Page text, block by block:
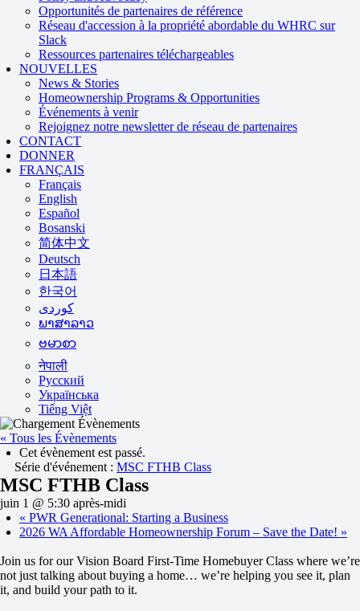
Opportunités de partenaires de référence
Réseau d'accession à la propriété abordable du WHRC sur
Slack
Ressources partenaires téléchargeables
NOUVELLES
News & Stories
Homeownership Programs & Opportunities
Événements à venir
Rejoignez notre newsletter de réseau de partenaires
CONTACT
DONNER
FRANÇAIS
Français
English
Español
Bosanski
简体中文
Deutsch
日本語
한국어
ພາສາລາວ
ဗမာစာ
नेपाली
Русский
Українська
Tiếng Việt
« Tous les Évènements
Cet évènement est passé.
Série d'événement : MSC FTHB Class
MSC FTHB Class
juin 1 @ 5:30 après-midi
« PWR Generational: Starting a Business
2026 WA Affordable Homeownership Forum – Save the Date! »
Join us for our Vision Board First-Time Homebuyer Class where we’re
not just talking about buying a home… we’re helping you see it, plan
it, and build your path to it.